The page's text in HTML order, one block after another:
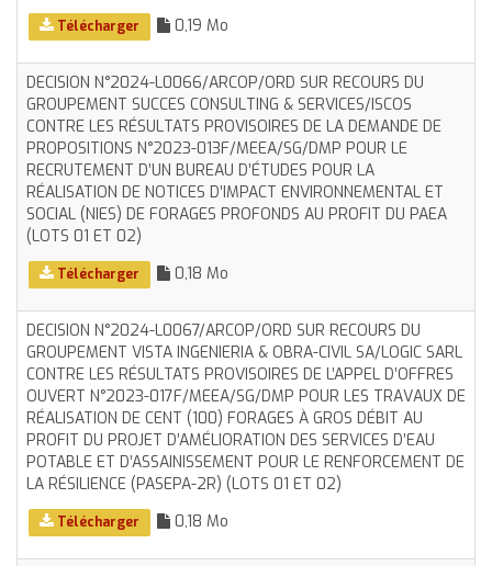
Télécharger 0,19 Mo
DECISION N°2024-L0066/ARCOP/ORD SUR RECOURS DU
GROUPEMENT SUCCES CONSULTING & SERVICES/ISCOS
CONTRE LES RÉSULTATS PROVISOIRES DE LA DEMANDE DE
PROPOSITIONS N°2023-013F/MEEA/SG/DMP POUR LE
RECRUTEMENT D’UN BUREAU D’ÉTUDES POUR LA
RÉALISATION DE NOTICES D’IMPACT ENVIRONNEMENTAL ET
SOCIAL (NIES) DE FORAGES PROFONDS AU PROFIT DU PAEA
(LOTS 01 ET 02)
Télécharger 0,18 Mo
DECISION N°2024-L0067/ARCOP/ORD SUR RECOURS DU
GROUPEMENT VISTA INGENIERIA & OBRA-CIVIL SA/LOGIC SARL
CONTRE LES RÉSULTATS PROVISOIRES DE L’APPEL D’OFFRES
OUVERT N°2023-017F/MEEA/SG/DMP POUR LES TRAVAUX DE
RÉALISATION DE CENT (100) FORAGES À GROS DÉBIT AU
PROFIT DU PROJET D’AMÉLIORATION DES SERVICES D’EAU
POTABLE ET D’ASSAINISSEMENT POUR LE RENFORCEMENT DE
LA RÉSILIENCE (PASEPA-2R) (LOTS 01 ET 02)
Télécharger 0,18 Mo